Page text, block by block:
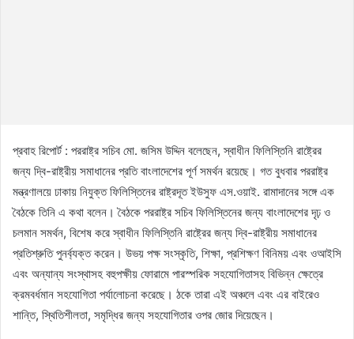
প্রবাহ রিপোর্ট : পররাষ্ট্র সচিব মো. জসিম উদ্দিন বলেছেন, স্বাধীন ফিলিস্তিনি রাষ্ট্রের
জন্য দ্বি-রাষ্ট্রীয় সমাধানের প্রতি বাংলাদেশের পূর্ণ সমর্থন রয়েছে। গত বুধবার পররাষ্ট্র
মন্ত্রণালয়ে ঢাকায় নিযুক্ত ফিলিস্তিনের রাষ্ট্রদূত ইউসুফ এস.ওয়াই. রামাদানের সঙ্গে এক
বৈঠকে তিনি এ কথা বলেন। বৈঠকে পররাষ্ট্র সচিব ফিলিস্তিনের জন্য বাংলাদেশের দৃঢ় ও
চলমান সমর্থন, বিশেষ করে স্বাধীন ফিলিস্তিনি রাষ্ট্রের জন্য দ্বি-রাষ্ট্রীয় সমাধানের
প্রতিশ্রুতি পুনর্ব্যক্ত করেন। উভয় পক্ষ সংস্কৃতি, শিক্ষা, প্রশিক্ষণ বিনিময় এবং ওআইসি
এবং অন্যান্য সংস্থাসহ বহুপক্ষীয় ফোরামে পারস্পরিক সহযোগিতাসহ বিভিন্ন ক্ষেত্রে
ক্রমবর্ধমান সহযোগিতা পর্যালোচনা করেছে। ঠকে তারা এই অঞ্চলে এবং এর বাইরেও
শান্তি, স্থিতিশীলতা, সমৃদ্ধির জন্য সহযোগিতার ওপর জোর দিয়েছেন।